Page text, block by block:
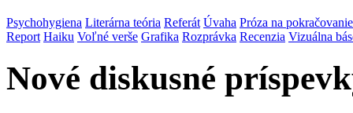
Psychohygiena Literárna teória Referát Úvaha Próza na
Report Haiku Voľné verše Grafika Rozprávka Recenzia Vizuálna
Nové diskusné